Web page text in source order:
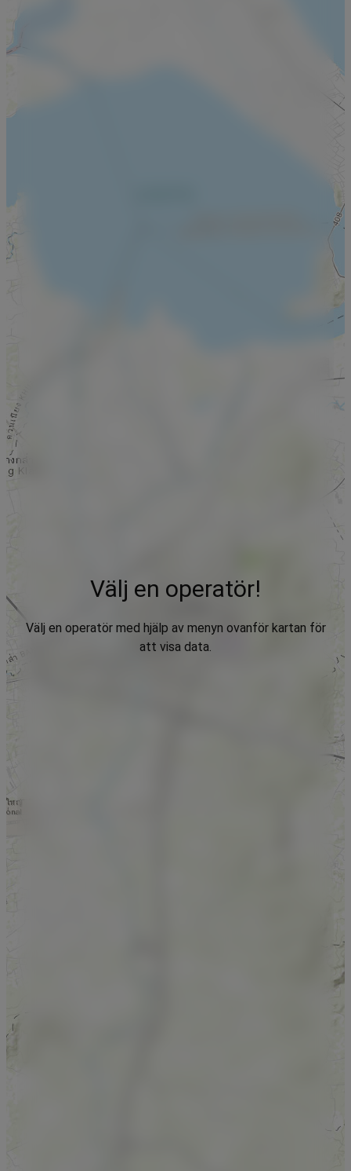
Välj en operatör!
Välj en operatör med hjälp av menyn ovanför kartan för
att visa data.